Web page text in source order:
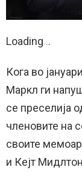
Loading...
Кога во
Маркл ги
се преселија
членовите на
своите
и Кејт